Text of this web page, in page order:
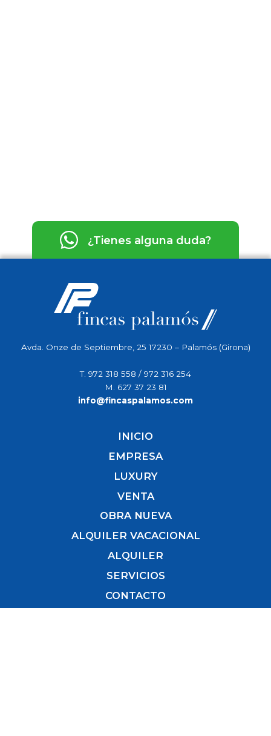
¿Tienes alguna duda?
Avda. Onze de Septiembre, 25 17230 – Palamós (Girona)
T. 972 318 558 / 972 316 254
M. 627 37 23 81
info@fincaspalamos.com
INICIO
EMPRESA
LUXURY
VENTA
OBRA NUEVA
ALQUILER VACACIONAL
ALQUILER
SERVICIOS
CONTACTO